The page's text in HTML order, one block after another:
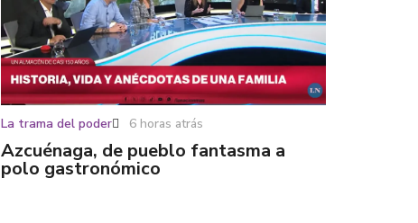
La trama del poder 6 horas atrás
Azcuénaga, de pueblo fantasma a
polo gastronómico